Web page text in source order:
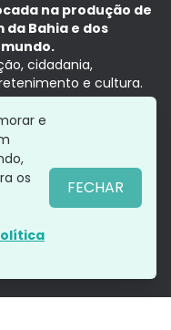
na produção de
Bahia e dos
cidadania,
e cultura.
tempo presente,
e
os
FECHAR